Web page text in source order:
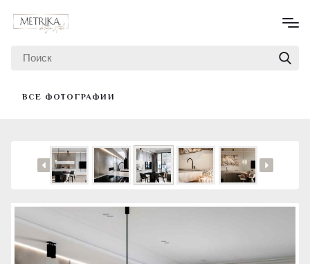
ВСЕ ФОТОГРАФИИ